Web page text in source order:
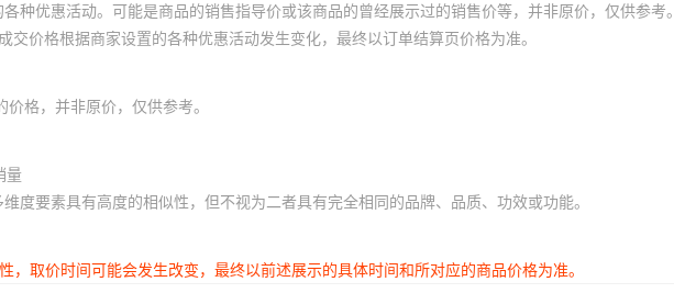
种优惠活动。可能是商品的销售指导价或该商品的曾经展示过的销售价等，并非原价，仅供参考。
价格根据商家设置的各种优惠活动发生变化，最终以订单结算页价格为准。
格，并非原价，仅供参考。
量
度要素具有高度的相似性，但不视为二者具有完全相同的品牌、品质、功效或功能。
取价时间可能会发生改变，最终以前述展示的具体时间和所对应的商品价格为准。